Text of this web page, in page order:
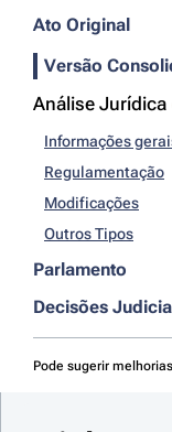
Ato Original
Versão
Análise Jurídica
Informações
Regulamentação
Modificações
Outros Tipos
Parlamento
Decisões
Pode sugerir